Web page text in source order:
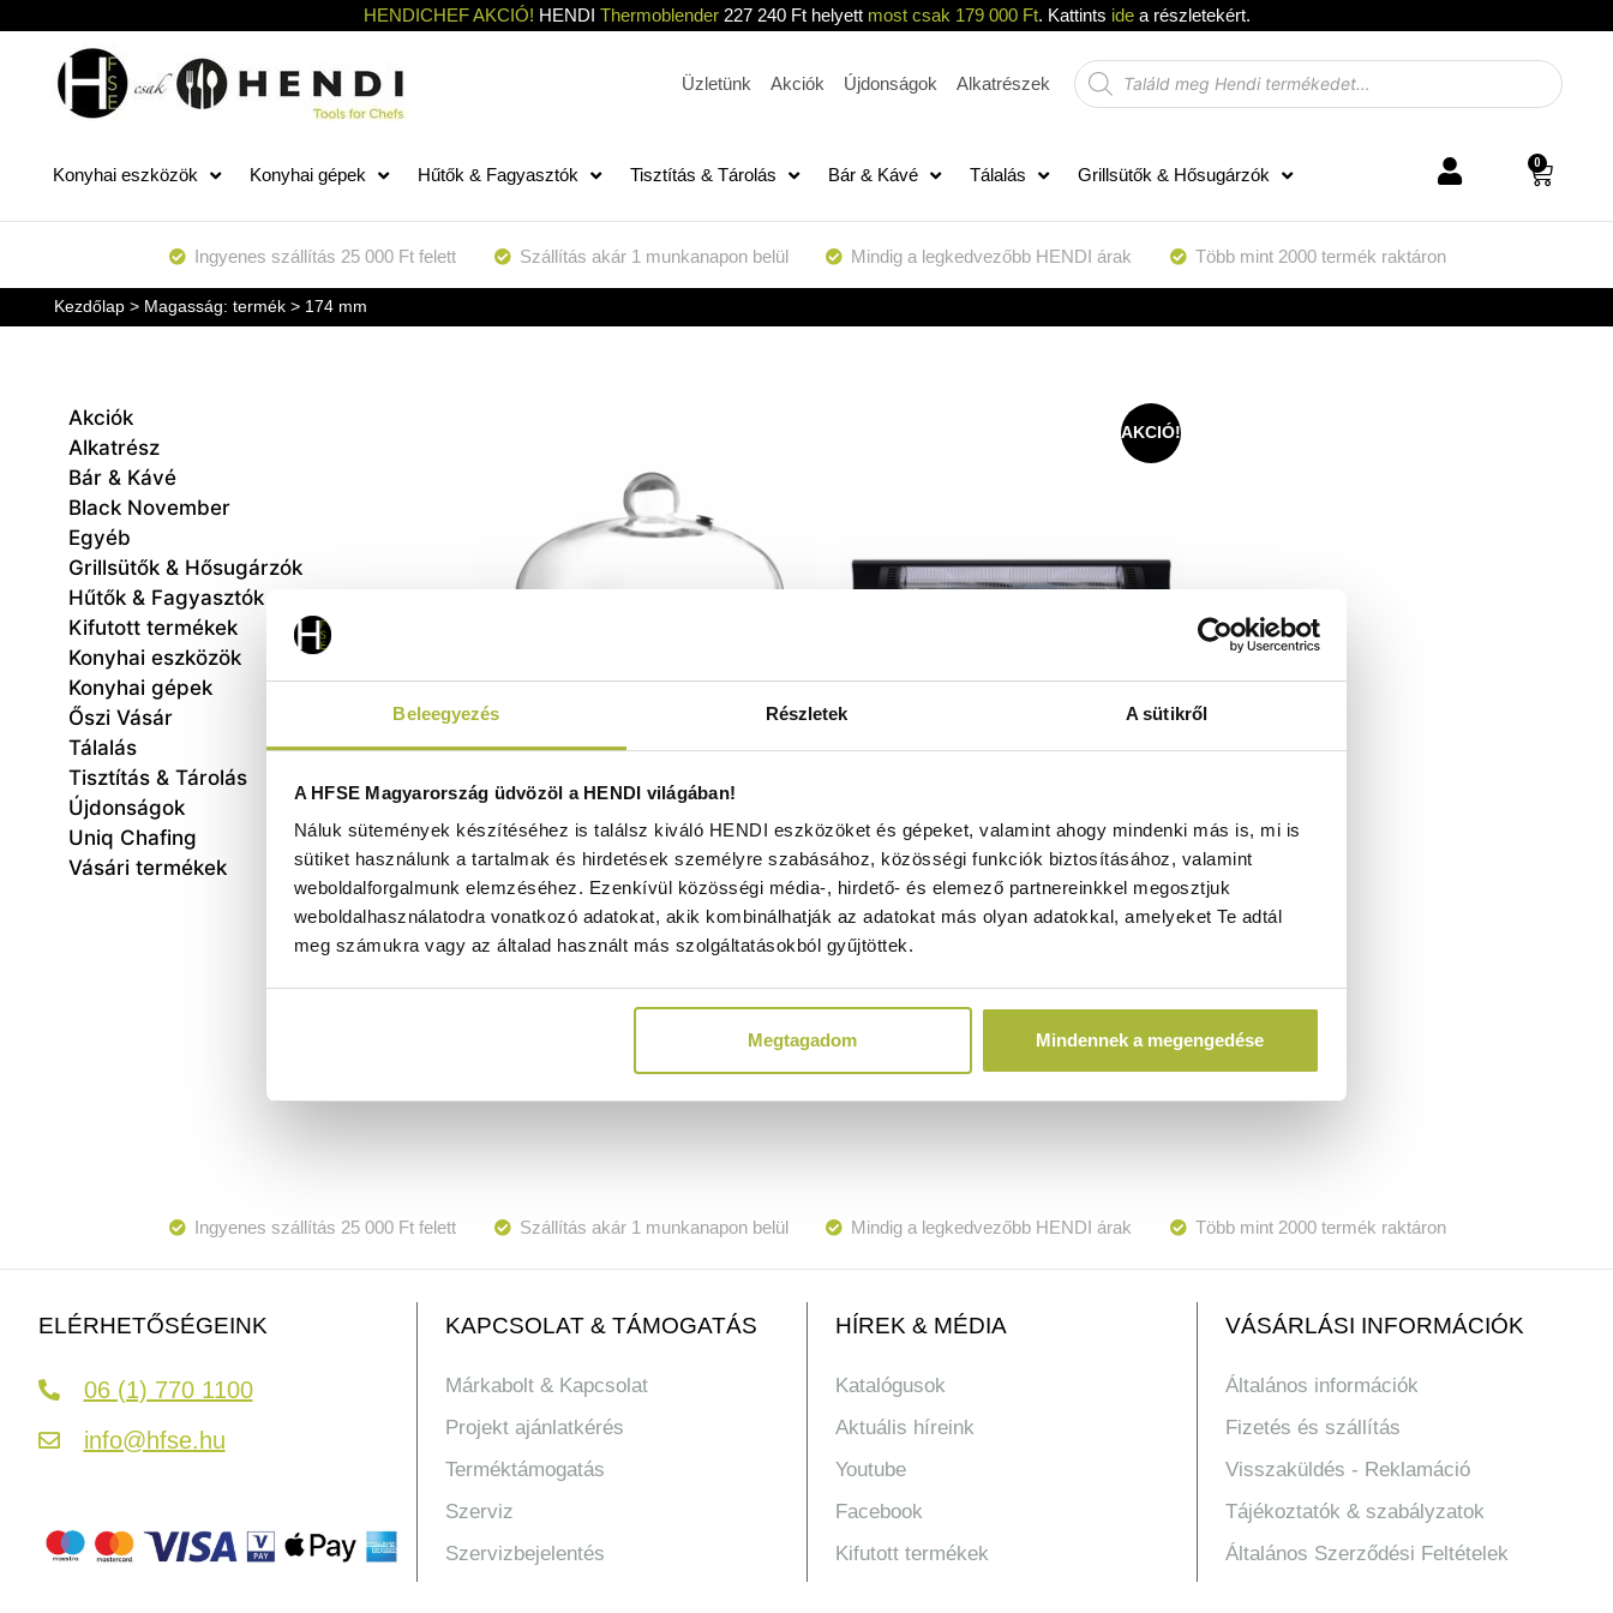
Beleegyezés Részletek A sütikről
A HFSE Magyarország üdvözöl a HENDI világában!
Náluk sütemények készítéséhez is találsz kiváló HENDI eszközöket és gépeket, valamint ahogy mindenki más is, mi is
sütiket használunk a tartalmak és hirdetések személyre szabásához, közösségi funkciók biztosításához, valamint
weboldalforgalmunk elemzéséhez. Ezenkívül közösségi média-, hirdető- és elemező partnereinkkel megosztjuk
weboldalhasználatodra vonatkozó adatokat, akik kombinálhatják az adatokat más olyan adatokkal, amelyeket Te adtál
meg számukra vagy az általad használt más szolgáltatásokból gyűjtöttek.
Megtagadom Mindennek a megengedése
HENDICHEF AKCIÓ! HENDI Thermoblender227 240 Ft helyett most csak 179 000 Ft. Kattints idea részletekért.
Üzletünk Akciók Újdonságok Alkatrészek
Konyhai eszközök Konyhai gépek Hűtők & Fagyasztók Tisztítás & Tárolás Bár & Kávé Tálalás Grillsütők & Hősugárzók
0
Ingyenes szállítás 25 000 Ft felett Szállítás akár 1 munkanapon belül Mindig a legkedvezőbb HENDI árak Több mint 2000 termék raktáron
Kezdőlap> Magasság: termék > 174 mm
Akciók
Alkatrész
Bár & Kávé
Black November
Egyéb
Grillsütők & Hősugárzók
Hűtők & Fagyasztók
Kifutott termékek
Konyhai eszközök
Konyhai gépek
Őszi Vásár
Tálalás
Tisztítás & Tárolás
Újdonságok
Uniq Chafing
Vásári termékek
Üvegbúra szellőzővel – Tányérfedő
kupola – ø260x(H)174 mm - HENDI
199664
Raktáron
26.283Ft+ ÁFA)
AKCIÓ!
879x85x(H)195mm - HENDI 272428
Raktáron
(30.701Ft+ ÁFA)
Ingyenes szállítás 25 000 Ft felett Szállítás akár 1 munkanapon belül Mindig a legkedvezőbb HENDI árak Több mint 2000 termék raktáron
ELÉRHETŐSÉGEINK
06 (1) 770 1100
info@hfse.hu
KAPCSOLAT & TÁMOGATÁS
Márkabolt & Kapcsolat
Projekt ajánlatkérés
Terméktámogatás
Szerviz
Szervizbejelentés
HÍREK & MÉDIA
Katalógusok
Aktuális híreink
Youtube
Facebook
Kifutott termékek
VÁSÁRLÁSI INFORMÁCIÓK
Általános információk
Fizetés és szállítás
Visszaküldés - Reklamáció
Tájékoztatók & szabályzatok
Általános Szerződési Feltételek